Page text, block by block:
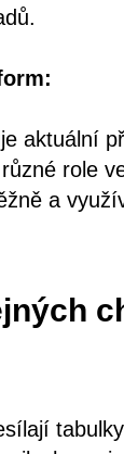
aktuální
role
a